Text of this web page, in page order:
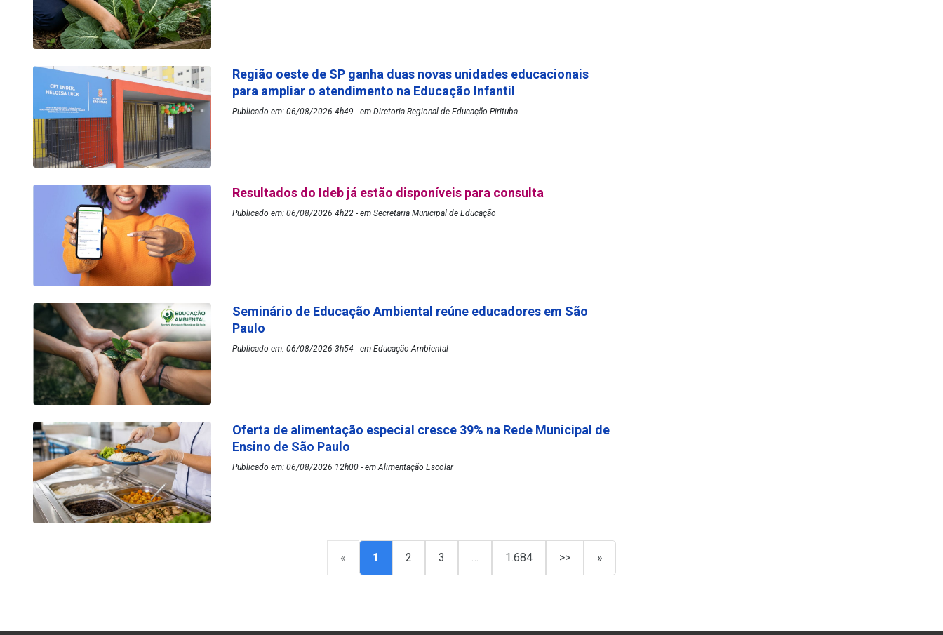
Região oeste de SP ganha duas novas unidades educacionais
para ampliar o atendimento na Educação Infantil
Publicado em: 06/08/2026 4h49 - em Diretoria Regional de Educação Pirituba
Resultados do Ideb já estão disponíveis para consulta
Publicado em: 06/08/2026 4h22 - em Secretaria Municipal de Educação
Seminário de Educação Ambiental reúne educadores em São
Paulo
Publicado em: 06/08/2026 3h54 - em Educação Ambiental
Oferta de alimentação especial cresce 39% na Rede Municipal de
Ensino de São Paulo
Publicado em: 06/08/2026 12h00 - em Alimentação Escolar
« 1 2 3 … 1.684 >> »